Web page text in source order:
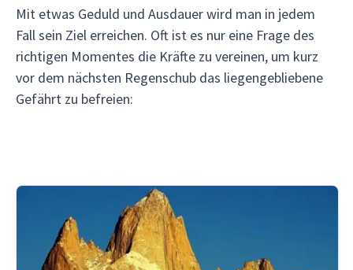
Mit etwas Geduld und Ausdauer wird man in jedem
Fall sein Ziel erreichen. Oft ist es nur eine Frage des
richtigen Momentes die Kräfte zu vereinen, um kurz
vor dem nächsten Regenschub das liegengebliebene
Gefährt zu befreien: